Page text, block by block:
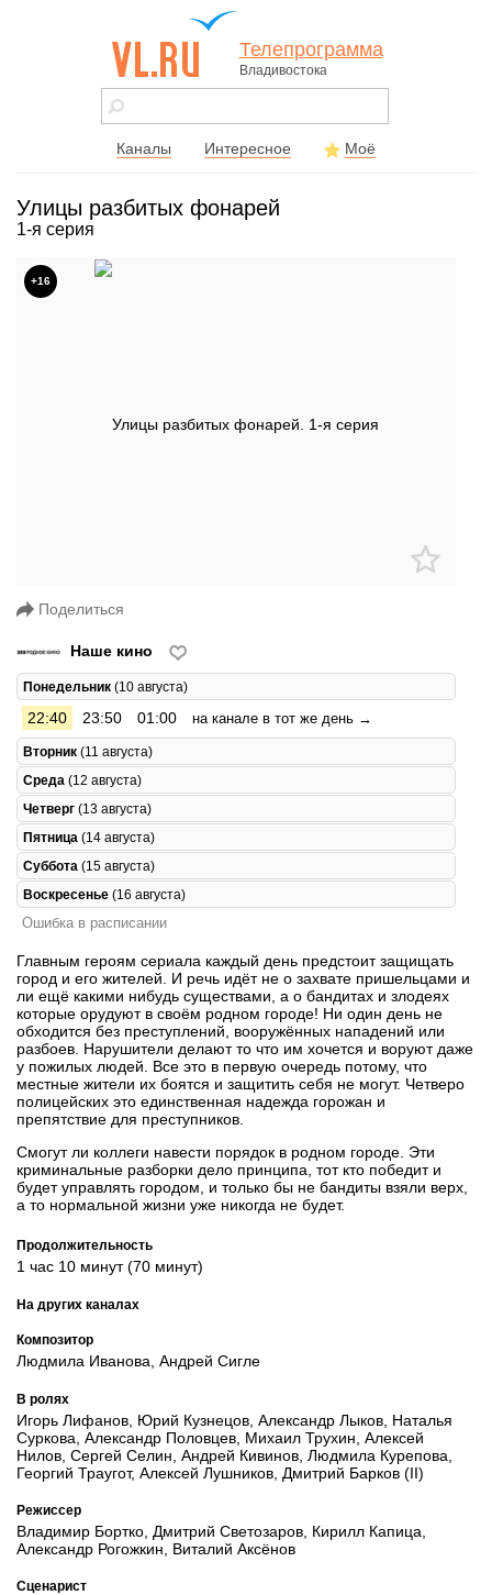
vl.ru - сайт
города
Телепрограмма
Владивостока
Каналы Интересное Моё
Улицы разбитых фонарей
1-я серия
+16
Поделиться
Наше кино
Понедельник (10 августа)
22:40 23:50 01:00 на канале в тот же день →
Вторник (11 августа)
Среда (12 августа)
Четверг (13 августа)
Пятница (14 августа)
Суббота (15 августа)
Воскресенье (16 августа)
Ошибка в расписании
Главным героям сериала каждый день предстоит защищать
город и его жителей. И речь идёт не о захвате пришельцами и
ли ещё какими нибудь существами, а о бандитах и злодеях
которые орудуют в своём родном городе! Ни один день не
обходится без преступлений, вооружённых нападений или
разбоев. Нарушители делают то что им хочется и воруют даже
у пожилых людей. Все это в первую очередь потому, что
местные жители их боятся и защитить себя не могут. Четверо
полицейских это единственная надежда горожан и
препятствие для преступников.
Смогут ли коллеги навести порядок в родном городе. Эти
криминальные разборки дело принципа, тот кто победит и
будет управлять городом, и только бы не бандиты взяли верх,
а то нормальной жизни уже никогда не будет.
Продолжительность
1 час 10 минут (70 минут)
На других каналах
Композитор
Людмила Иванова, Андрей Сигле
В ролях
Игорь Лифанов, Юрий Кузнецов, Александр Лыков, Наталья
Суркова, Александр Половцев, Михаил Трухин, Алексей
Нилов, Сергей Селин, Андрей Кивинов, Людмила Курепова,
Георгий Траугот, Алексей Лушников, Дмитрий Барков (II)
Режиссер
Владимир Бортко, Дмитрий Светозаров, Кирилл Капица,
Александр Рогожкин, Виталий Аксёнов
Сценарист